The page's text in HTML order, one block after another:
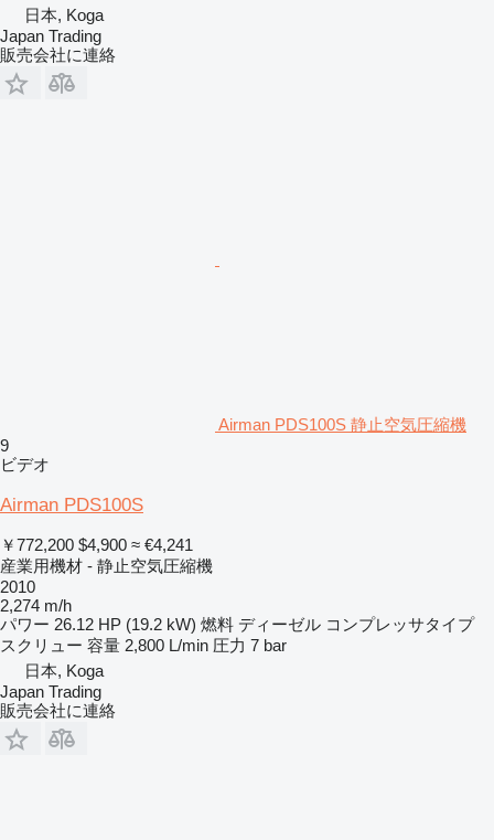
日本, Koga
Japan Trading
販売会社に連絡
Airman PDS100S 静止空気圧縮機
9
ビデオ
Airman PDS100S
￥772,200 $4,900 ≈ €4,241
産業用機材 - 静止空気圧縮機
2010
2,274 m/h
パワー 26.12 HP (19.2 kW) 燃料 ディーゼル コンプレッサタイプ
スクリュー 容量 2,800 L/min 圧力 7 bar
日本, Koga
Japan Trading
販売会社に連絡